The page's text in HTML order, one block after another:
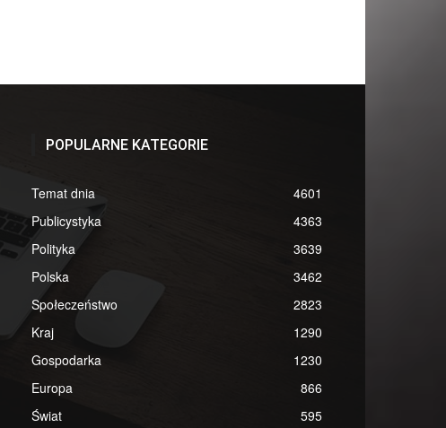
POPULARNE KATEGORIE
Temat dnia
4601
Publicystyka
4363
Polityka
3639
Polska
3462
Społeczeństwo
2823
Kraj
1290
Gospodarka
1230
Europa
866
Świat
595